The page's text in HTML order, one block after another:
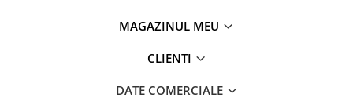
MAGAZINUL MEU
CLIENTI
DATE COMERCIALE